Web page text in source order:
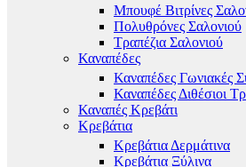
Μπουφέ Βιτρίνες
Πολυθρόνες Σαλονιού
Τραπέζια Σαλονιού
Καναπέδες
Καναπέδες Γωνιακές
Καναπέδες Διθέσιοι
Καναπές Κρεβάτι
Κρεβάτια
Κρεβάτια Δερμάτινα
Κρεβάτια Ξύλινα